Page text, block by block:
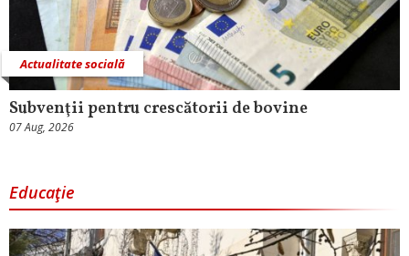
Actualitate socială
Subvenţii pentru crescătorii de bovine
07 Aug, 2026
Educaţie